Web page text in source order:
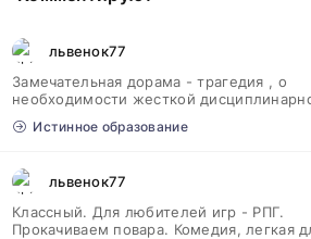
львенок77
Замечательная дорама - трагедия , о
необходимости жесткой
Истинное образование
львенок77
Классный. Для любителей игр - РПГ.
Прокачиваем повара. Комедия, легкая